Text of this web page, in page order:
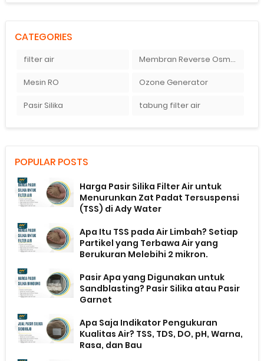
CATEGORIES
filter air Membran Reverse Osmosis
Mesin RO Ozone Generator
Pasir Silika tabung filter air
POPULAR POSTS
Harga Pasir Silika Filter Air untuk
Menurunkan Zat Padat Tersuspensi
(TSS) di Ady Water
Apa Itu TSS pada Air Limbah? Setiap
Partikel yang Terbawa Air yang
Berukuran Melebihi 2 mikron.
Pasir Apa yang Digunakan untuk
Sandblasting? Pasir Silika atau Pasir
Garnet
Apa Saja Indikator Pengukuran
Kualitas Air? TSS, TDS, DO, pH, Warna,
Rasa, dan Bau